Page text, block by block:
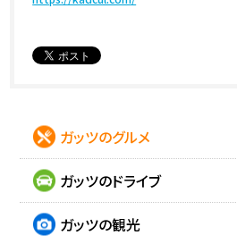
ガッツのグルメ
ガッツのドライブ
ガッツの観光